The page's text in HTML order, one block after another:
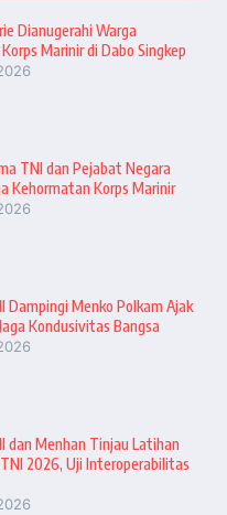
Dianugerahi Warga
Marinir di Dabo Singkep
TNI dan Pejabat Negara
Kehormatan Korps Marinir
Dampingi Menko Polkam Ajak
Kondusivitas Bangsa
dan Menhan Tinjau Latihan
2026, Uji Interoperabilitas